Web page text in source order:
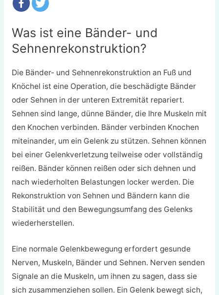
Was ist eine Bänder- und
Sehnenrekonstruktion?
Die Bänder- und Sehnenrekonstruktion an Fuß und
Knöchel ist eine Operation, die beschädigte Bänder
oder Sehnen in der unteren Extremität repariert.
Sehnen sind lange, dünne Bänder, die Ihre Muskeln mit
den Knochen verbinden. Bänder verbinden Knochen
miteinander, um ein Gelenk zu stützen. Sehnen können
bei einer Gelenkverletzung teilweise oder vollständig
reißen. Bänder können reißen oder sich dehnen und
nach wiederholten Belastungen locker werden. Die
Rekonstruktion von Sehnen und Bändern kann die
Stabilität und den Bewegungsumfang des Gelenks
wiederherstellen.
Eine normale Gelenkbewegung erfordert gesunde
Nerven, Muskeln, Bänder und Sehnen. Nerven senden
Signale an die Muskeln, um ihnen zu sagen, dass sie
sich zusammenziehen sollen. Ein Gelenk bewegt sich,